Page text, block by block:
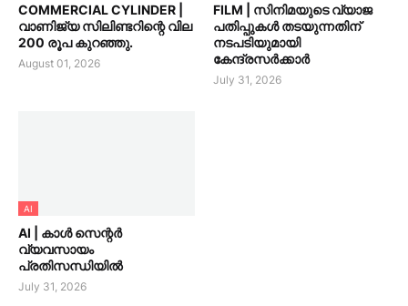
COMMERCIAL CYLINDER |
വാണിജ്യ സിലിണ്ടറിന്റെ വില
200 രൂപ കുറഞ്ഞു.
August 01, 2026
FILM | സിനിമയുടെ വ്യാജ
പതിപ്പുകൾ തടയുന്നതിന്
നടപടിയുമായി
കേന്ദ്രസർക്കാർ
July 31, 2026
AI
AI | കാൾ സെന്റർ
വ്യവസായം
പ്രതിസന്ധിയിൽ
July 31, 2026